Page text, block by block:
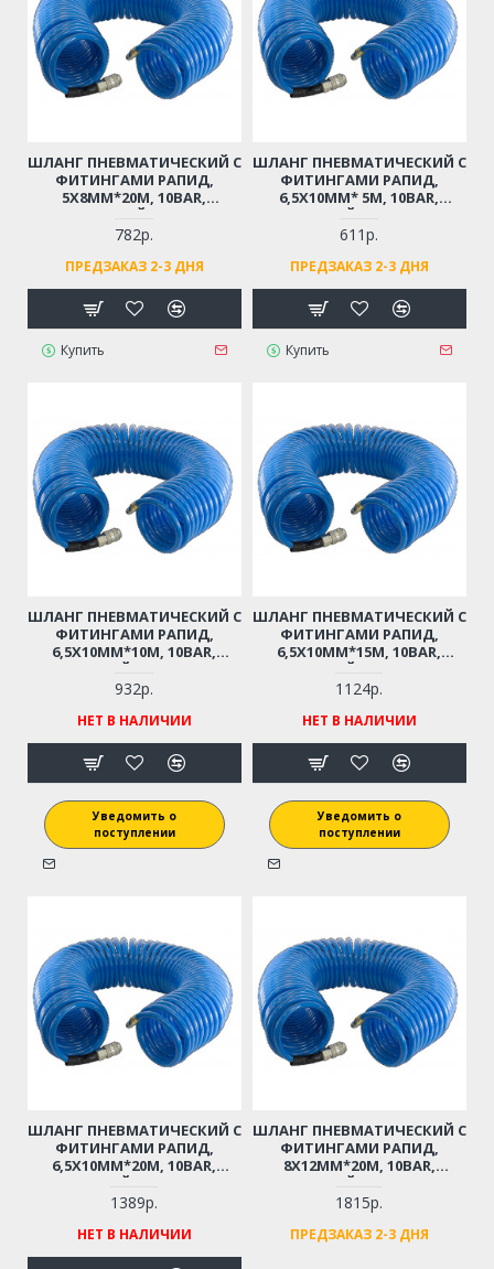
ШЛАНГ ПНЕВМАТИЧЕСКИЙ С
ФИТИНГАМИ РАПИД,
5Х8ММ*20М, 10BAR,
СПИРАЛЬНЫЙ, ПЛАСТИК
782р.
ПРЕДЗАКАЗ 2-3 ДНЯ
Купить
ШЛАНГ ПНЕВМАТИЧЕСКИЙ С
ФИТИНГАМИ РАПИД,
6,5Х10ММ* 5М, 10BAR,
СПИРАЛЬНЫЙ, ПОЛИУРЕТАН
611р.
ПРЕДЗАКАЗ 2-3 ДНЯ
Купить
ШЛАНГ ПНЕВМАТИЧЕСКИЙ С
ФИТИНГАМИ РАПИД,
6,5Х10ММ*10М, 10BAR,
СПИРАЛЬНЫЙ, ПОЛИУРЕТАН
932р.
НЕТ В НАЛИЧИИ
Уведомить о
поступлении
ШЛАНГ ПНЕВМАТИЧЕСКИЙ С
ФИТИНГАМИ РАПИД,
6,5Х10ММ*15М, 10BAR,
СПИРАЛЬНЫЙ, ПОЛИУРЕТАН
1124р.
НЕТ В НАЛИЧИИ
Уведомить о
поступлении
ШЛАНГ ПНЕВМАТИЧЕСКИЙ С
ФИТИНГАМИ РАПИД,
6,5Х10ММ*20М, 10BAR,
СПИРАЛЬНЫЙ, ПОЛИУРЕТАН
1389р.
НЕТ В НАЛИЧИИ
ШЛАНГ ПНЕВМАТИЧЕСКИЙ С
ФИТИНГАМИ РАПИД,
8Х12ММ*20М, 10BAR,
СПИРАЛЬНЫЙ, ПОЛИУРЕТАН
1815р.
ПРЕДЗАКАЗ 2-3 ДНЯ